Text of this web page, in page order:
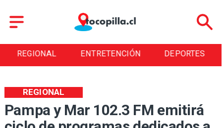
REGIONAL ENTRETENCIÓN DEPORTES
Pampa y Mar 102.3 FM emitirá
REGIONAL